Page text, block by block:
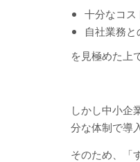
十分なコ
自社業務
を見極めた上
しかし中小企
分な体制で導
そのため、「